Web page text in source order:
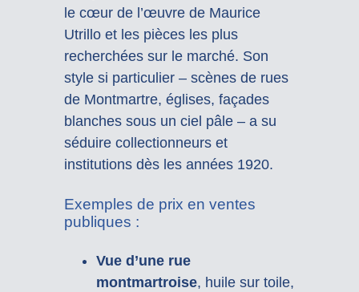
le cœur de l’œuvre de Maurice
Utrillo et les pièces les plus
recherchées sur le marché. Son
style si particulier – scènes de rues
de Montmartre, églises, façades
blanches sous un ciel pâle – a su
séduire collectionneurs et
institutions dès les années 1920.
Exemples de prix en ventes
publiques :
Vue d’une rue
montmartroise, huile sur toile,